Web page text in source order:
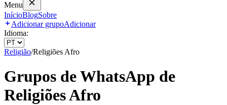
Menu
InícioBlogSobre
Adicionar grupoAdicionar
Idioma:
Religião/Religiões Afro
Grupos de WhatsApp de
Religiões Afro